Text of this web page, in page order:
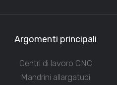
Argomenti principali
Centri di lavoro CNC
Mandrini allargatubi